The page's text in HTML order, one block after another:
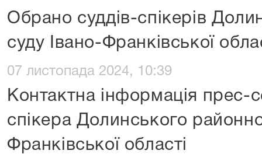
Обрано суддів-спікерів
суду Івано-Франківської
07 листопада 2024, 10:39
Контактна інформація прес-
спікера Долинського
Франківської області